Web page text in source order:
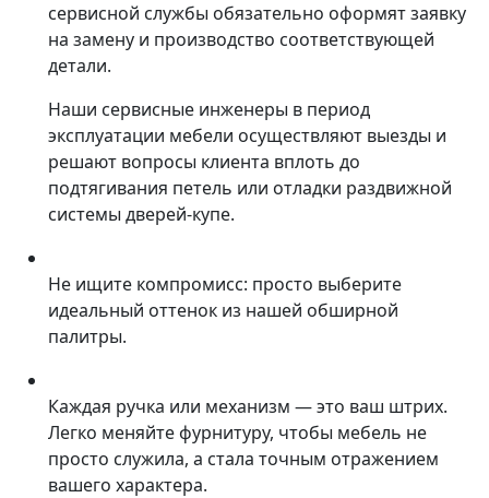
сервисной службы обязательно оформят заявку
на замену и производство соответствующей
детали.
Наши сервисные инженеры в период
эксплуатации мебели осуществляют выезды и
решают вопросы клиента вплоть до
подтягивания петель или отладки раздвижной
системы дверей-купе.
Не ищите компромисс: просто выберите
идеальный оттенок из нашей обширной
палитры.
Каждая ручка или механизм — это ваш штрих.
Легко меняйте фурнитуру, чтобы мебель не
просто служила, а стала точным отражением
вашего характера.